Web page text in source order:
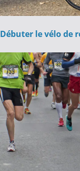
Débuter le vélo de